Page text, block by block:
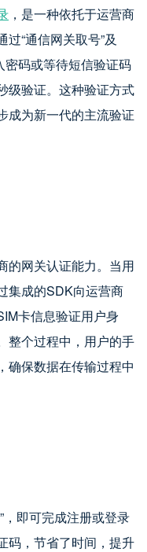
，是一种依托于运营商
“通信网关取号”及
码或等待短信验证码
级验证。这种验证方式
成为新一代的主流验证
的网关认证能力。当用
集成的SDK向运营商
卡信息验证用户身
整个过程中，用户的手
确保数据在传输过程中
，即可完成注册或登录
码，节省了时间，提升